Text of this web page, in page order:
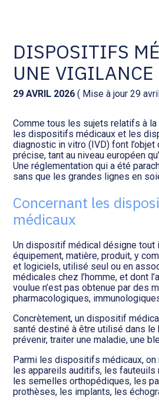
Social et ressources humaines
Assistance juridique
Pilotage d’entreprise
Audit légal
Gestion de patrimoine
Transition numérique
Tenue de votre comptabilité :
ACD
EVOLIZ
Facturation et pilotage : MEG
WAIBI
humaines : SILAE
DISPOSITIFS
UNE VIGILANCE
29 AVRIL 2026 ( Mise à jour 29
Comme tous les sujets relatifs à
les dispositifs médicaux et les
diagnostic in vitro (IVD) font l’objet
précise, tant au niveau européen
Une réglementation qui a été
sans que les grandes lignes en
Concernant les
médicaux
Un dispositif médical désigne tout
équipement, matière, produit, y
et logiciels, utilisé seul ou en
médicales chez l’homme, et dont
voulue n’est pas obtenue par des
pharmacologiques,
Concrètement, un dispositif
santé destiné à être utilisé dans le
prévenir, traiter une maladie, une
Parmi les dispositifs médicaux, on
les appareils auditifs, les fauteuils
les semelles orthopédiques, les
prothèses, les implants, les